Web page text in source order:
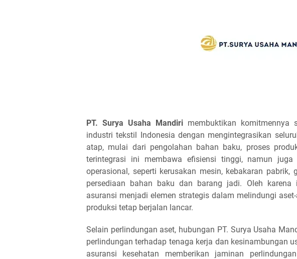
PT. Surya Usaha Mandiri membuktikan komitmennya
industri tekstil Indonesia dengan mengintegrasikan
atap, mulai dari pengolahan bahan baku, proses
terintegrasi ini membawa efisiensi tinggi, namun juga
operasional, seperti kerusakan mesin, kebakaran
persediaan bahan baku dan barang jadi. Oleh karena
asuransi menjadi elemen strategis dalam melindungi
produksi tetap berjalan lancar.
Selain perlindungan aset, hubungan PT. Surya Usaha
perlindungan terhadap tenaga kerja dan kesinambungan
asuransi kesehatan memberikan jaminan